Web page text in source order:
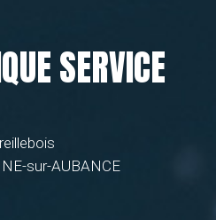
SERVICE
sur-AUBANCE